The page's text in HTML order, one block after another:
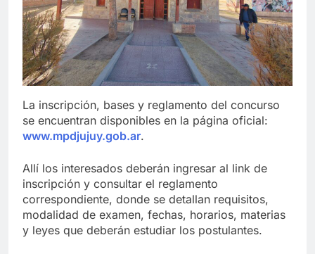
La inscripción, bases y reglamento del concurso
se encuentran disponibles en la página oficial:
www.mpdjujuy.gob.ar.
Allí los interesados deberán ingresar al link de
inscripción y consultar el reglamento
correspondiente, donde se detallan requisitos,
modalidad de examen, fechas, horarios, materias
y leyes que deberán estudiar los postulantes.